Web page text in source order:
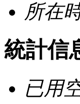
所在
統計信
已用